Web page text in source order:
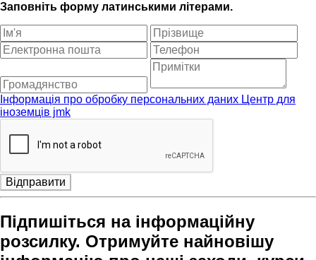
Заповніть форму латинськими літерами.
Інформація про обробку персональних даних Центр для
іноземців jmk
Відправити
Підпишіться на інформаційну
розсилку. Отримуйте найновішу